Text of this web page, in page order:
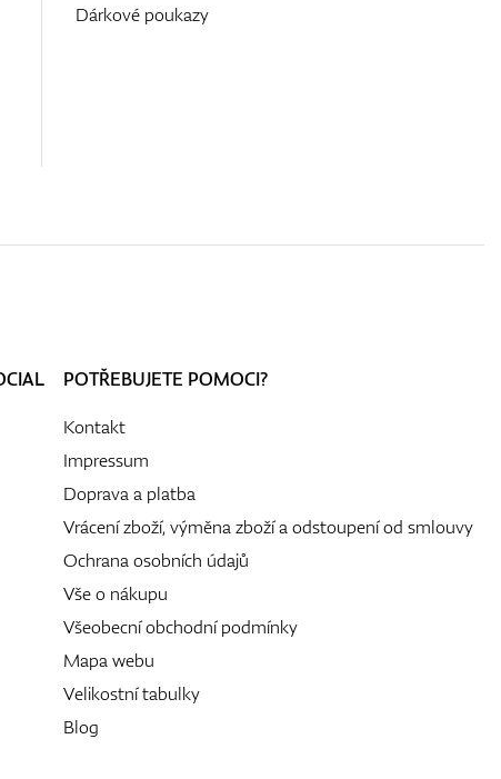
Dárkové poukazy
POTŘEBUJETE POMOCI?
Kontakt
Impressum
Doprava a platba
Vrácení zboží, výměna zboží a odstoupení od smlouvy
Ochrana osobních údajů
Vše o nákupu
Všeobecní obchodní podmínky
Mapa webu
Velikostní tabulky
Blog